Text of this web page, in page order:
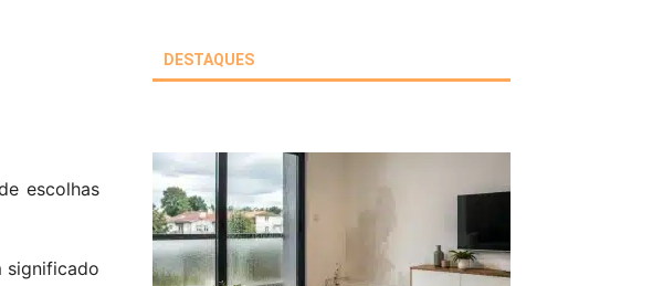
escolhas
significado
DESTAQUES